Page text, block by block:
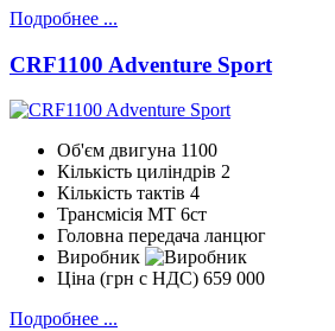
Подробнее ...
CRF1100 Adventure Sport
Об'єм двигуна 1100
Кількість циліндрів 2
Кількість тактів 4
Трансмісія МТ 6ст
Головна передача ланцюг
Виробник
Ціна (грн с НДС) 659 000
Подробнее ...